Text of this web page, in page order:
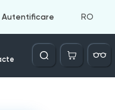
Autentificare RO
Căutare